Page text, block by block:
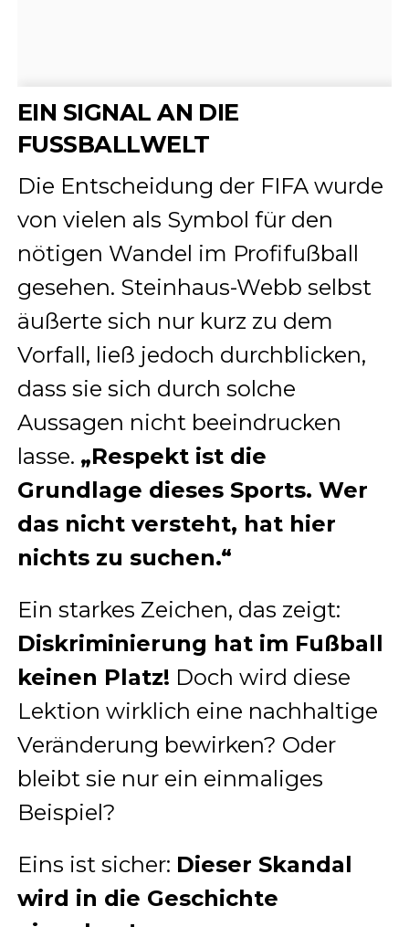
EIN SIGNAL AN DIE
FUSSBALLWELT
Die Entscheidung der FIFA wurde
von vielen als Symbol für den
nötigen Wandel im Profifußball
gesehen. Steinhaus-Webb selbst
äußerte sich nur kurz zu dem
Vorfall, ließ jedoch durchblicken,
dass sie sich durch solche
Aussagen nicht beeindrucken
lasse. „Respekt ist die
Grundlage dieses Sports. Wer
das nicht versteht, hat hier
nichts zu suchen.“
Ein starkes Zeichen, das zeigt:
Diskriminierung hat im Fußball
keinen Platz! Doch wird diese
Lektion wirklich eine nachhaltige
Veränderung bewirken? Oder
bleibt sie nur ein einmaliges
Beispiel?
Eins ist sicher: Dieser Skandal
wird in die Geschichte